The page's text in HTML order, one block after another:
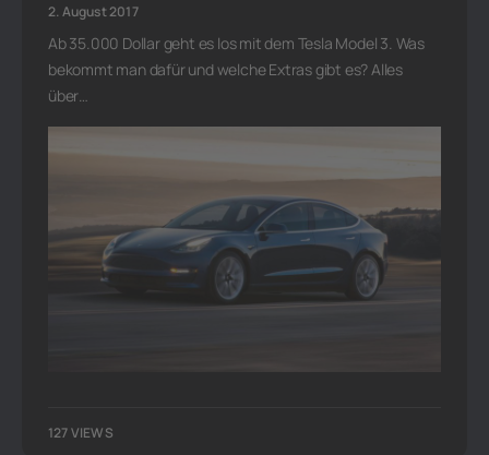
2. August 2017
Ab 35.000 Dollar geht es los mit dem Tesla Model 3. Was
bekommt man dafür und welche Extras gibt es? Alles
über…
127 VIEWS